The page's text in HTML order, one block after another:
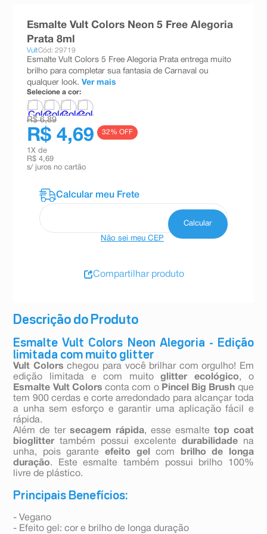
Descrição do Produto
Esmalte Vult Colors Neon Alegoria - Edição
limitada com muito glitter
Vult Colors chegou para você brilhar com orgulho! Em
edição limitada e com muitoglitter ecológico, o
Esmalte Vult Colors conta com oPincel Big Brush que
tem 900 cerdas e corte arredondado para alcançar toda
a unha sem esforço e garantir uma aplicação fácil e
rápida.
Além de tersecagem rápida, esse esmalte top coat
bioglittertambém possui excelente durabilidadena
unha, pois garante efeito gel com
brilho de longa
duração. Este esmalte também possui brilho 100%
livre de plástico.
Principais Benefícios:
- Vegano
- Efeito gel: cor e brilho de longa duração
Esmalte Vult Colors Neon 5 Free Alegoria
Prata 8ml
VultCód: 29719
Esmalte Vult Colors 5 Free Alegoria Prata entrega muito
brilho para completar sua fantasia de Carnaval ou
qualquer look. Ver mais
Selecione a cor:
R$ 6,89
R$ 4,69 32% OFF
1 X de
R$ 4,69
s/ juros no cartão
Não sei meu CEP
Compartilhar produto
absorvente
ºshampoo